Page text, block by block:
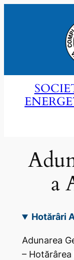
a
Hotărâri
Adunarea
–